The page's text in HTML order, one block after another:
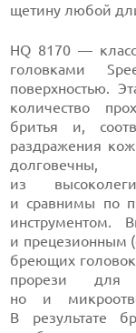
щетину любой
HQ 8170 —
головками
поверхностью.
количество
бритья и,
раздражения
из
и сравнимы по
инструментом.
и прецезионным
бреющих
прорези для
но и
В результате